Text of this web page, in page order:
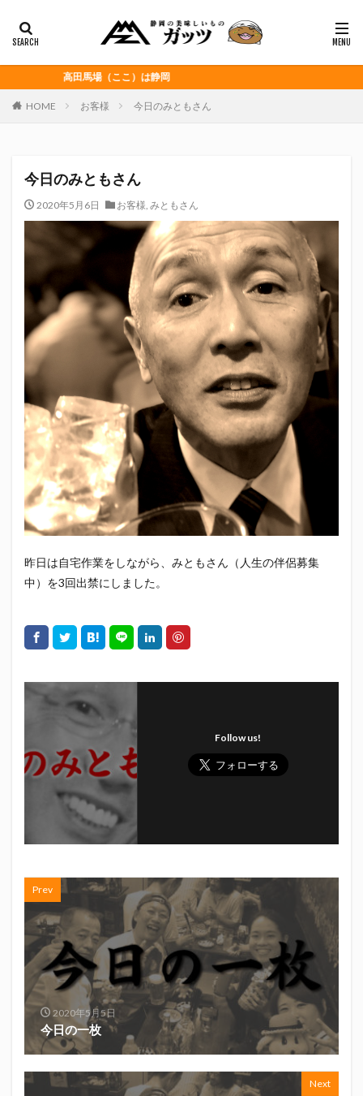
高田馬場（ここ）は静岡
HOME お客様 今日のみともさん
今日のみともさん
2020年5月6日 お客様, みともさん
昨日は自宅作業をしながら、みともさん（人生の伴侶募集
中）を3回出禁にしました。
Follow us!
Prev
2020年5月5日
今日の一枚
Next
富士宮やきそば 桜えび 浜松餃子
Jリーグ
Repubrew
いわてグルージャ盛岡
うなぎパイ
おがわ
おんな泣かせ
くふうハヤテベンチャーズ静岡
こっこ
たけし軍団
ちびまる子
どんどん
はごろもフーズ みかん
みともさん
アスルクラロ沼津
アビスパ福岡
アマンド娘
イカゲーム
インチキおじさん
エスエスケイフーズ
エスパルス登山部
エルゴラッソ
オレンジデイズ
カップヌードル
カツオ カミュ
ガッツ星人
ガンダム
キンミヤ クリアソン新宿
ゴウ清水
サウナしきじ
サガン鳥栖
サッポロビール
サッポロ黒ラベル
サンフレッチェ広島
シーラック
ジェフユナイテッド市原・千葉
ジュビロ磐田
セレッソ大阪
ダーツ トリイソース
ドラゴン
ビックボンバーズ
ビッグボンバーズ
ベアードビール
ベルテックス静岡
リベロ
ヴィッセル神戸
三遠ネオフェニックス
伊東市
勝俣州和
吉田義元
名古屋グランパス 君盃酒造
喜久酔
埼玉西武ライオンズ
天皇杯
富士正酒造
富士錦 富士錦酒造
山とおでん
山下メロン園
川崎フロンターレ
平喜酒造
御殿場豆腐 志太泉酒造
日常
日本酒
日清 春華堂
春風亭昇太
木村飲料
杉井酒造
杉錦酒造
東レアローズ静岡
桜まつり
森本酒造
権田修一
横浜F・マリノス
浦和レッズ
清水エスパルス
清水東高校
湘南ベルマーレ
滝波商店
田中眼蛇夢 田子の月
百田夏菜子